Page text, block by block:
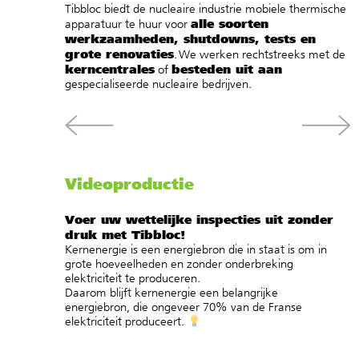
Tibbloc biedt de nucleaire industrie mobiele thermische
apparatuur te huur voor alle soorten
werkzaamheden, shutdowns, tests en
grote renovaties. We werken rechtstreeks met de
kerncentrales of besteden uit aan
gespecialiseerde nucleaire bedrijven.
Videoproductie
Voer uw wettelijke inspecties uit zonder
druk met Tibbloc!
Kernenergie is een energiebron die in staat is om in
grote hoeveelheden en zonder onderbreking
elektriciteit te produceren.
Daarom blijft kernenergie een belangrijke
energiebron, die ongeveer 70% van de Franse
elektriciteit produceert.